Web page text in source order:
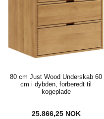
80 cm Just Wood Underskab 60
cm i dybden, forberedt til
kogeplade
25.866,25 NOK